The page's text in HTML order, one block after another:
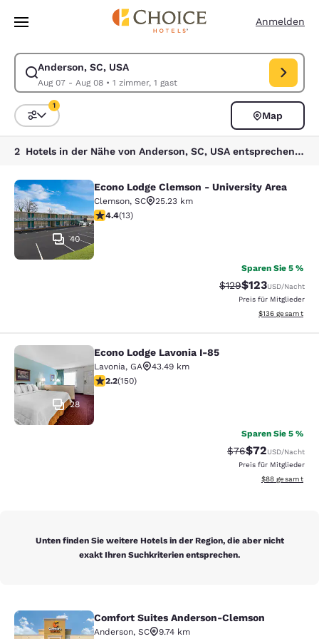
Weiter Zu Hauptinhalt
Anmelden
Anderson, SC, USA
Aug 07 - Aug 08• 1 zimmer, 1 gast
Suche für Anderson, SC, USA ändern. Check-in-Datum Aug 07, Check-
Sortieren und Filtern,
1
Map
2 Hotels in der Nähe von Anderson, SC, USA entsprechen Ihren Filtern
Econo Lodge Clemson - University
40
Econo Lodge Clemson - University Area
Clemson, SC
25.23 km
4.38-Sterne-Bewertung. Hervorragend. 13
4.4(13)
Sparen Sie 5 %
Durchgestrichener
$129Vergünstigter
$123USD/Nacht
Preis für Mitglieder
Geschätzte
$136 gesamt
Econo Lodge Lavonia I-85
28
Econo Lodge Lavonia I-85
Lavonia, GA
43.49 km
2.21-Sterne-Bewertung. Mittelmäßig. 150 Bewertungen
2.2(150)
Sparen Sie 5 %
$76Vergünstigter
$72USD/Nacht
Preis für Mitglieder
Geschätzte
$88 gesamt
Unten finden Sie weitere Hotels in der Region, die aber nicht
exakt Ihren Suchkriterien entsprechen.
Comfort Suites Anderson-Clemson
Comfort Suites Anderson-Clemson
Anderson, SC
9.74 km